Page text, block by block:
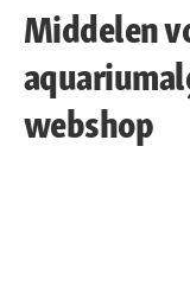
Middelen
webshop